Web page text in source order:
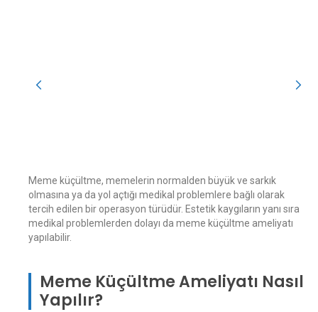
Meme küçültme, memelerin normalden büyük ve sarkık
olmasına ya da yol açtığı medikal problemlere bağlı olarak
tercih edilen bir operasyon türüdür. Estetik kaygıların yanı sıra
medikal problemlerden dolayı da meme küçültme ameliyatı
yapılabilir.
Meme Küçültme Ameliyatı Nasıl
Yapılır?